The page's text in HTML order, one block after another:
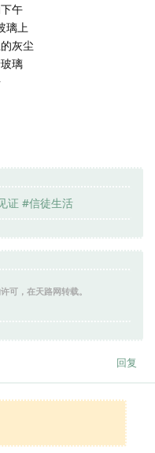
午
璃上
灰尘
璃
证 #信徒生活
可，在天路网转载。
回复